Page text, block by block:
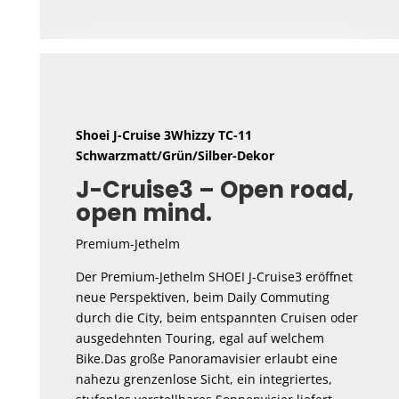
Shoei J-Cruise 3Whizzy TC-11
Schwarzmatt/Grün/Silber-Dekor
J-Cruise3 – Open road,
open mind.
Premium-Jethelm
Der Premium-Jethelm SHOEI J-Cruise3 eröffnet
neue Perspektiven, beim Daily Commuting
durch die City, beim entspannten Cruisen oder
ausgedehnten Touring, egal auf welchem
Bike.Das große Panoramavisier erlaubt eine
nahezu grenzenlose Sicht, ein integriertes,